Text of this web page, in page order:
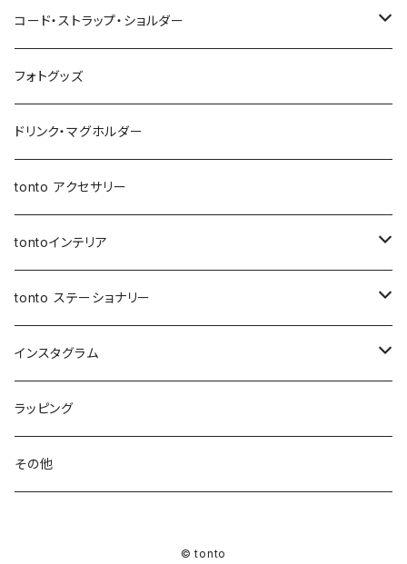
マルシェバッグ
ナップサック
レッスンバッグ
レザートート（縦型）
マザーズバッグ
オールインポーチ
ボトルホルダー
３点セット
NEWポケットティッシュケース
３点セット
母子手帳ケース
マザーズバッグ
保冷保温ポーチ
Mサイズ
あずまバッグ
３way一升餅リュック
母子手帳ケース
バケツバッグ
スクエアバッグ
メッセンジャーバッグ
巾着バッグ
アジャスター巾着バッグ
バッグイン巾着
オケージョンバッグ
アジャスターオケージョンバッグ
マルシェバッグ
スクエアバッグ
ジップトント
アジャスタージップトント
オケージョンバッグ
アジャスターオケージョンバッグ
バケツバッグ・巾着ショルダーバッグ
オールインポーチ
小物ケース
移動ポケット
保冷・保温 ポーチ
ボトルホルダー
コード・ストラップ・ショルダー
コード
レザーショルダー
ショートストラップ
ロングストラップ
レザーストラップ
ショルダーベルト
アジャスター付きショルダー
シャーリングストラップ
フォトグッズ
ドリンク・マグホルダー
tonto アクセサリー
tontoインテリア
クッションカバー
レザーケース
コースター
ティッシュケース
tonto ステーショナリー
ペンケース
ブックカバー
PC・タブレットケース
インスタグラム
先行販売
先行受付 | ガチャ券
ラッピング
その他
© tonto